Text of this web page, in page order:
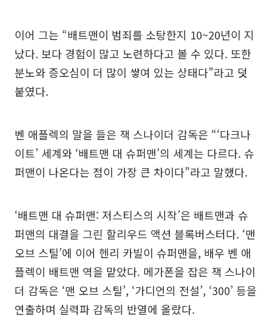
이어 그는 “배트맨이 범죄를 소탕한지 10~20년이 지
났다. 보다 경험이 많고 노련하다고 볼 수 있다. 또한
분노와 증오심이 더 많이 쌓여 있는 상태다”라고 덧
붙였다.
벤 애플렉의 말을 들은 잭 스나이더 감독은 “‘다크나
이트’ 세계와 ‘배트맨 대 슈퍼맨’의 세계는 다르다. 슈
퍼맨이 나온다는 점이 가장 큰 차이다”라고 말했다.
‘배트맨 대 슈퍼맨: 저스티스의 시작’은 배트맨과 슈
퍼맨의 대결을 그린 할리우드 액션 블록버스터다. ‘맨
오브 스틸’에 이어 헨리 카빌이 슈퍼맨을, 배우 벤 애
플렉이 배트맨 역을 맡았다. 메가폰을 잡은 잭 스나이
더 감독은 ‘맨 오브 스틸’, ‘가디언의 전설’, ‘300’ 등을
연출하며 실력파 감독의 반열에 올랐다.